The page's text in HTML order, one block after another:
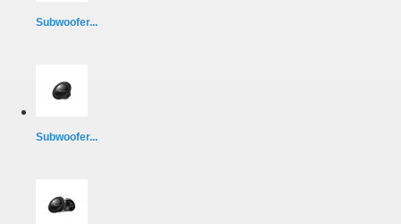
Subwoofer...
Subwoofer...